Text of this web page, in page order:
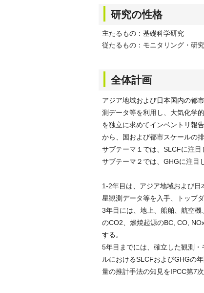
研究の性格
主たるもの：基礎科学研究
従たるもの：モニタリング・研
全体計画
アジア地域および日本国内の都
測データ等を利用し、大気化学
を独立に求めてインベントリ報
から、国および都市スケールの
サブテーマ１では、SLCFに注目
サブテーマ２では、GHGに注目
1-2年目は、アジア地域および
星観測データ等を入手、トップ
3年目には、地上、船舶、航空
のCO2、燃焼起源のBC, CO,
する。
5年目までには、確立した観測
ルにおけるSLCFおよびGHGの
量の推計手法の知見をIPCC第7